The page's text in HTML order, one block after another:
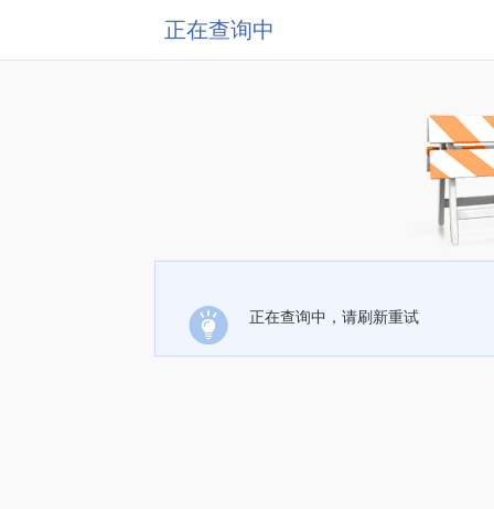
正在查询中
正在查询中，请刷新重试